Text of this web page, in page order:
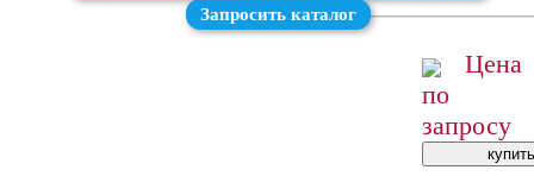
Запросить каталог
Цена
по
запросу